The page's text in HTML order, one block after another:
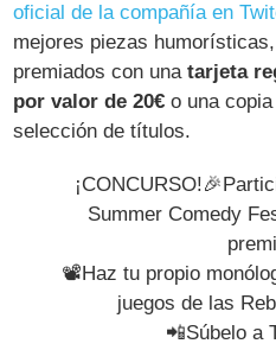
oficial de la compañía en
mejores piezas
premiados con unatarjeta
por valor de 20€ o una
selección de títulos.
Summer Comedy
📽️Haz tu propio
juegos de las
📲Súbelo a